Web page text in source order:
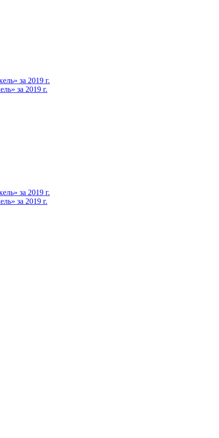
за 2019 г.
за 2019 г.
за 2019 г.
за 2019 г.